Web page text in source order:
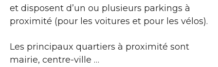
et disposent d’un ou plusieurs parkings à
proximité (pour les voitures et pour les vélos).
Les principaux quartiers à proximité sont
mairie, centre-ville …